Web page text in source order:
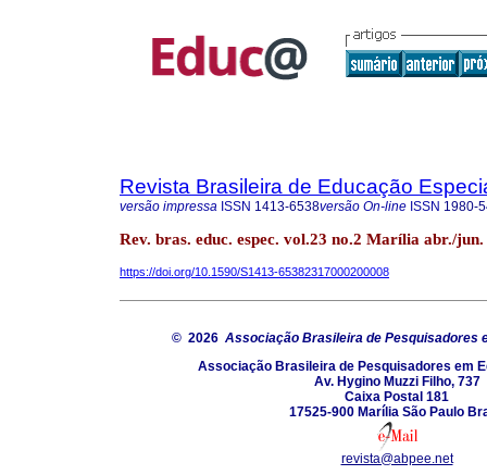
Revista Brasileira de Educação
versão impressa ISSN 1413-6538versão On-line ISSN 1980-
Rev. bras. educ. espec. vol.23 no.2 Marília abr./jun.
https://doi.org/10.1590/S1413-65382317000200008
© 2026 Associação Brasileira de Pesquisadores
Associação Brasileira de Pesquisadores em
Av. Hygino Muzzi Filho, 737
Caixa Postal 181
17525-900 Marília São Paulo
revista@abpee.net